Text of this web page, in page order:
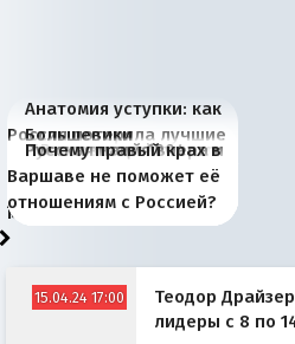
Анатомия уступки: как
Россия потеряла лучшие
рыбопромысловые
районы Баренцева
моря
Большевики
отличаются от «Яблока»
тем, что они -
победители
Киевская марионетка
Запада рассказала о
«переобувании» хозяев
В России назрели
перемены: 15 шагов к
суверенной экономике
Миграционный пожар
Европы
Россия начинает
сбрасывать балласт
Анкориджа
Россия зимой 1904
года: первые уступки во
внутренней политике
Русская нация вчера и
сегодня
Почему правый крах в
Варшаве не поможет её
отношениям с Россией?
15.04.24 17:00
Теодор
лидеры с 8 по